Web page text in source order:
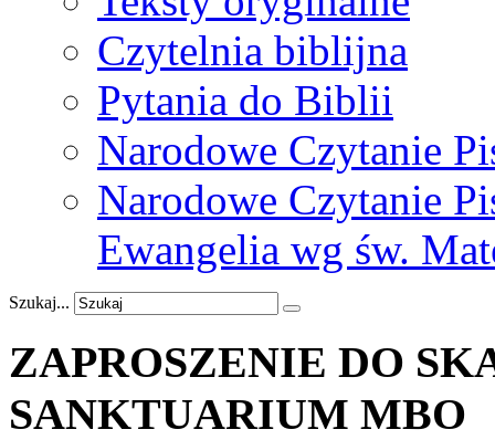
Czytelnia biblijna
Pytania do Biblii
Narodowe Czytanie
Narodowe Czytanie
Ewangelia wg św.
Szukaj...
ZAPROSZENIE DO
SANKTUARIUM MBO